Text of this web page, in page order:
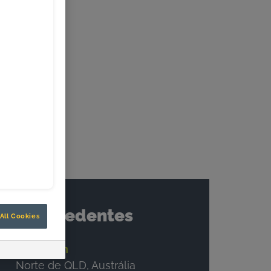
Antecedentes
Ubicación
Norte de QLD, Austrália
Cookies